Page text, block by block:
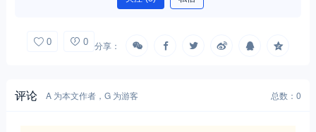
0 0 分享：
评论 A 为本文作者，G 为游客 总数：0